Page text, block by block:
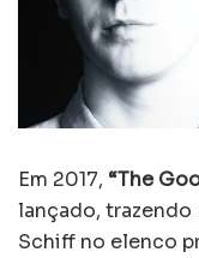
Em 2017, “The
lançado, trazendo
Schiff no elenco